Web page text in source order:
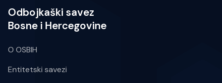
Odbojkaški savez
Bosne i Hercegovine
O OSBIH
Entitetski savezi